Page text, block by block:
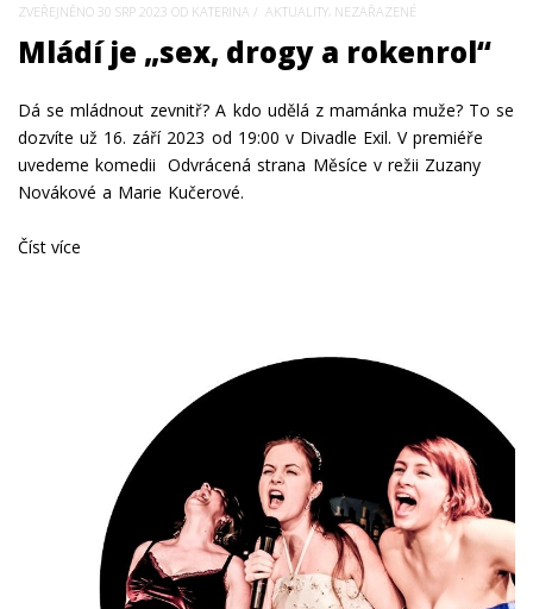
ZVEŘEJNĚNO 30 SRP 2023 OD KATERINA AKTUALITY NEZAŘAZENÉ
Mládí je „sex, drogy a rokenrol“
Dá se mládnout zevnitř? A kdo udělá z mamánka muže? To se
dozvíte už 16. září 2023 od 19:00 v Divadle Exil. V premiéře
uvedeme komedii Odvrácená strana Měsíce v režii Zuzany
Novákové a Marie Kučerové.
Číst více